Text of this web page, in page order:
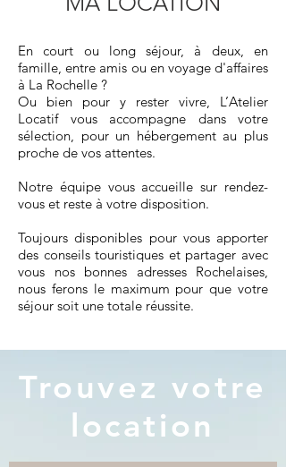
En court ou long séjour, à deux, en
famille, entre amis ou en voyage d'affaires
à La Rochelle ?
Ou bien pour y rester vivre, L’Atelier
Locatif vous accompagne dans votre
sélection, pour un hébergement au plus
proche de vos attentes.
Notre équipe vous accueille sur rendez-
vous et reste à votre disposition.
Toujours disponibles pour vous apporter
des conseils touristiques et partager avec
vous nos bonnes adresses Rochelaises,
nous ferons le maximum pour que votre
séjour soit une totale réussite.
Trouvez votre
location